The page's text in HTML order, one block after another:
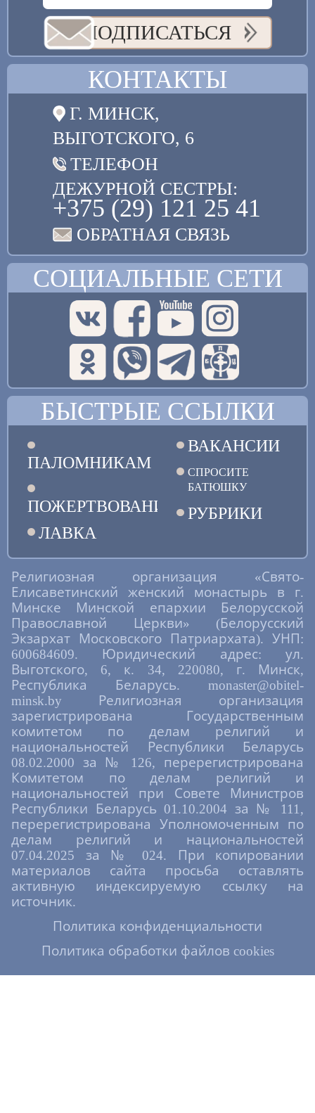
ПОДПИСАТЬСЯ
КОНТАКТЫ
Г. МИНСК,
ВЫГОТСКОГО, 6
ТЕЛЕФОН
ДЕЖУРНОЙ СЕСТРЫ:
+375 (29) 121 25 41
ОБРАТНАЯ СВЯЗЬ
СОЦИАЛЬНЫЕ СЕТИ
БЫСТРЫЕ ССЫЛКИ
ПАЛОМНИКАМ
ПОЖЕРТВОВАНИЯ
ЛАВКА
ВАКАНСИИ
СПРОСИТЕ
БАТЮШКУ
РУБРИКИ
Религиозная организация «Свято-
Елисаветинский женский монастырь в г.
Минске Минской епархии Белорусской
Православной Церкви» (Белорусский
Экзархат Московского Патриархата). УНП:
600684609. Юридический адрес: ул.
Выготского, 6, к. 34, 220080, г. Минск,
Республика Беларусь. monaster@obitel-
minsk.by Религиозная организация
зарегистрирована Государственным
комитетом по делам религий и
национальностей Республики Беларусь
08.02.2000 за № 126, перерегистрирована
Комитетом по делам религий и
национальностей при Совете Министров
Республики Беларусь 01.10.2004 за № 111,
перерегистрирована Уполномоченным по
делам религий и национальностей
07.04.2025 за № 024. При копировании
материалов сайта просьба оставлять
активную индексируемую ссылку на
источник.
Политика конфиденциальности
Политика обработки файлов cookies